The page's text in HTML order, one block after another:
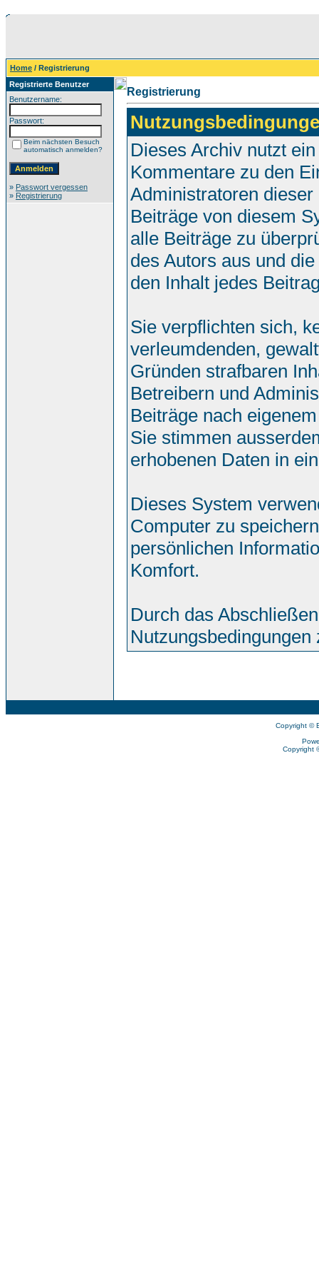
Home / Registrierung
Registrierte Benutzer
Benutzername:
Passwort:
Beim nächsten Besuch
automatisch anmelden?
» Passwort vergessen
» Registrierung
Registrierung
Dieses Archiv nutzt
Kommentare zu den
Administratoren
Beiträge von diesem
alle Beiträge zu
des Autors aus und
den Inhalt jedes
Sie verpflichten sich,
verleumdenden,
Gründen strafbaren
Betreibern und
Beiträge nach
Sie stimmen
erhobenen Daten in
Dieses System
Computer zu
persönlichen
Komfort.
Durch das
Nutzungsbedingungen
Copyright ©
Copyright